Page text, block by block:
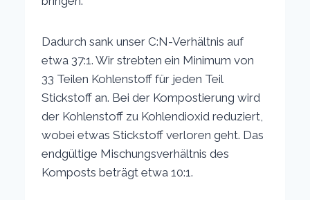
Dadurch sank unser C:N-Verhältnis auf
etwa 37:1. Wir strebten ein Minimum von
33 Teilen Kohlenstoff für jeden Teil
Stickstoff an. Bei der Kompostierung wird
der Kohlenstoff zu Kohlendioxid reduziert,
wobei etwas Stickstoff verloren geht. Das
endgültige Mischungsverhältnis des
Komposts beträgt etwa 10:1.